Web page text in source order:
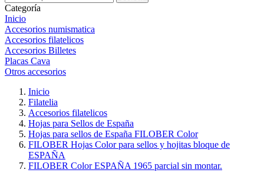
Categoría
Inicio
Accesorios numismatica
Accesorios filatelicos
Accesorios Billetes
Placas Cava
Otros accesorios
Inicio
Filatelia
Accesorios filatelicos
Hojas para Sellos de España
Hojas para sellos de España FILOBER Color
FILOBER Hojas Color para sellos y hojitas bloque de
ESPAÑA
FILOBER Color ESPAÑA 1965 parcial sin montar.